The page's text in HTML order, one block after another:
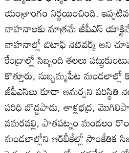
యంత్రాంగం నిర్ణయించింది.
వాహనాలకు మాత్రమే జీపీఎస్‌
వాహనాల్లో ఔటాఫ్‌ నెట్‌వర్క్‌ అని
కేంద్రాల్లో సిబ్బంది తలలు
కొత్తూరు, సుబ్బమ్మపేట
జీపీఎస్‌లు కూడా అమర్చని
పరిధి బొడ్డపాడు, తాళ్లభద్ర,
వమరవల్లి, పాతపట్నం మండలం
మండలాల్లోని ఆర్‌బీకేల్లో సాంకేతిక